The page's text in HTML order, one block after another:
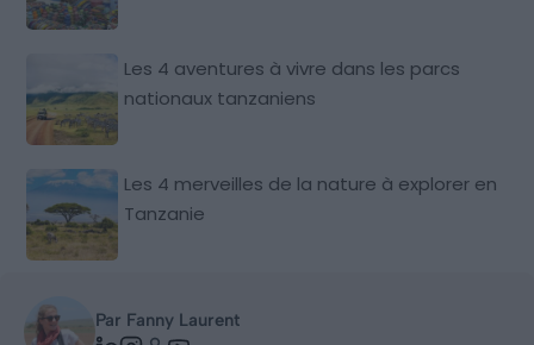
Les 4 aventures à vivre dans les parcs
nationaux tanzaniens
Les 4 merveilles de la nature à explorer en
Tanzanie
Par Fanny Laurent